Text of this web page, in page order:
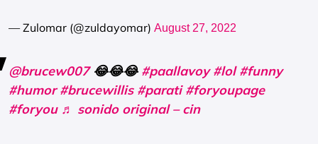
— Zulomar (@zuldayomar) August 27, 2022
@brucew007😂😂😂#paallavoy #lol #funny
#humor #brucewillis #parati #foryoupage
#foryou ♬ sonido original – cin